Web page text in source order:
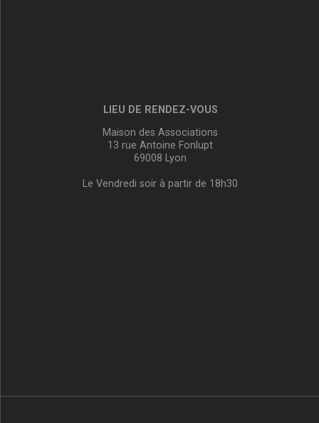
LIEU DE RENDEZ-VOUS
Maison des Associations
13 rue Antoine Fonlupt
69008 Lyon
Le Vendredi soir à partir de 18h30